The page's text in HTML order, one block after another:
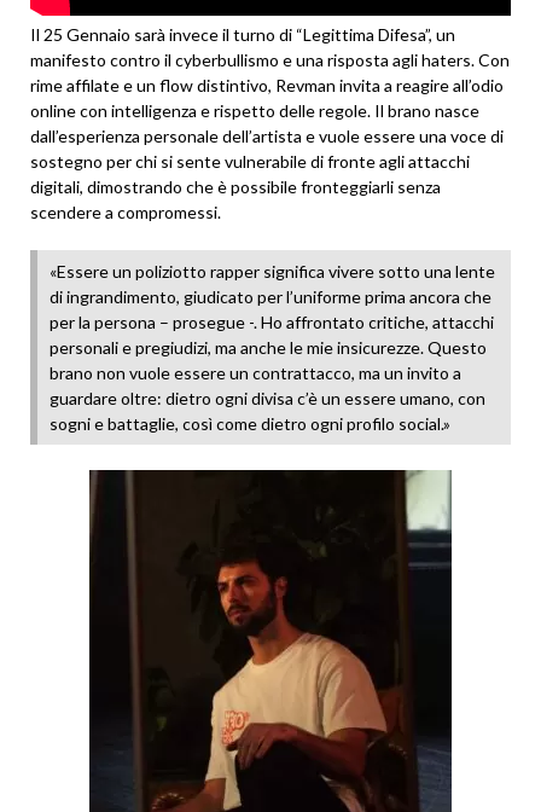
Il 25 Gennaio sarà invece il turno di “Legittima Difesa”, un
manifesto contro il cyberbullismo e una risposta agli haters. Con
rime affilate e un flow distintivo, Revman invita a reagire all’odio
online con intelligenza e rispetto delle regole. Il brano nasce
dall’esperienza personale dell’artista e vuole essere una voce di
sostegno per chi si sente vulnerabile di fronte agli attacchi
digitali, dimostrando che è possibile fronteggiarli senza
scendere a compromessi.
«Essere un poliziotto rapper significa vivere sotto una lente
di ingrandimento, giudicato per l’uniforme prima ancora che
per la persona – prosegue -. Ho affrontato critiche, attacchi
personali e pregiudizi, ma anche le mie insicurezze. Questo
brano non vuole essere un contrattacco, ma un invito a
guardare oltre: dietro ogni divisa c’è un essere umano, con
sogni e battaglie, così come dietro ogni profilo social.»